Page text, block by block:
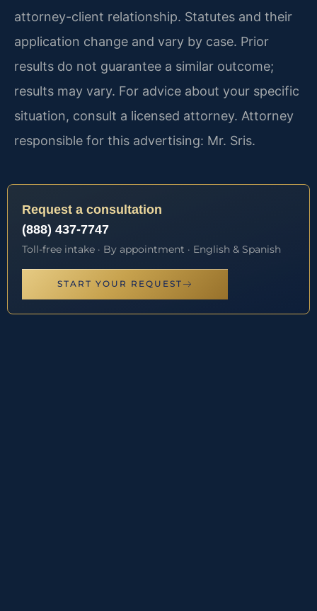
attorney-client relationship. Statutes and their
application change and vary by case. Prior
results do not guarantee a similar outcome;
results may vary. For advice about your specific
situation, consult a licensed attorney. Attorney
responsible for this advertising: Mr. Sris.
Request a consultation
(888) 437-7747
Toll-free intake · By appointment · English & Spanish
START YOUR REQUEST